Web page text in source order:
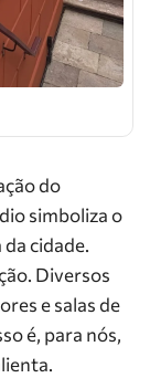
do
simboliza o
cidade.
Diversos
e salas de
é, para nós,